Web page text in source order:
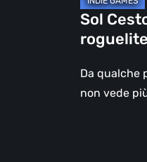
Tambouille
Sol
Da qualche
non vede